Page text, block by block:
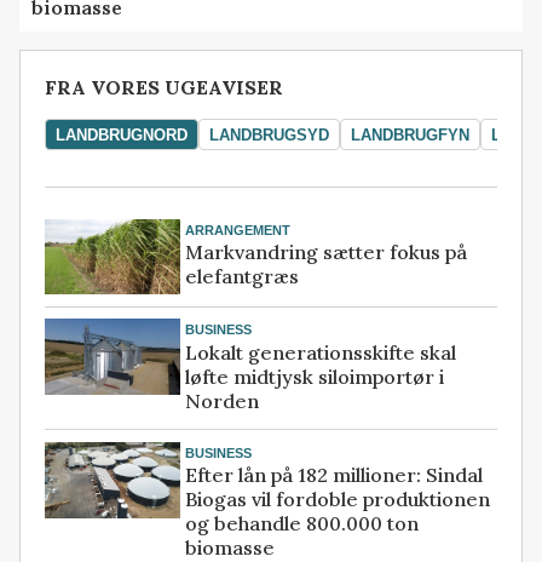
biomasse
FRA VORES UGEAVISER
LANDBRUGNORD LANDBRUGSYD LANDBRUGFYN
ARRANGEMENT
Markvandring sætter fokus på
elefantgræs
BUSINESS
Lokalt generationsskifte skal
løfte midtjysk siloimportør i
Norden
BUSINESS
Efter lån på 182 millioner: Sindal
Biogas vil fordoble produktionen
og behandle 800.000 ton
biomasse